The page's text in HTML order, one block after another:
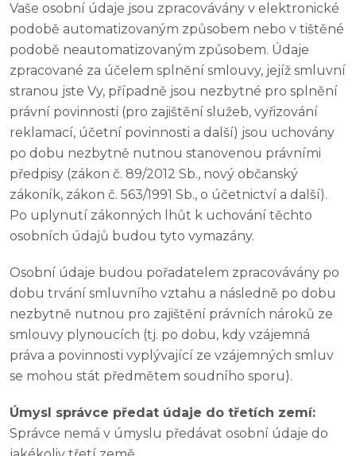
Vaše osobní údaje jsou zpracovávány v elektronické
podobě automatizovaným způsobem nebo v tištěné
podobě neautomatizovaným způsobem. Údaje
zpracované za účelem splnění smlouvy, jejíž smluvní
stranou jste Vy, případně jsou nezbytné pro splnění
právní povinnosti (pro zajištění služeb, vyřizování
reklamací, účetní povinnosti a další) jsou uchovány
po dobu nezbytně nutnou stanovenou právními
předpisy (zákon č. 89/2012 Sb., nový občanský
zákoník, zákon č. 563/1991 Sb., o účetnictví a další).
Po uplynutí zákonných lhůt k uchování těchto
osobních údajů budou tyto vymazány.
Osobní údaje budou pořadatelem zpracovávány po
dobu trvání smluvního vztahu a následně po dobu
nezbytně nutnou pro zajištění právních nároků ze
smlouvy plynoucích (tj. po dobu, kdy vzájemná
práva a povinnosti vyplývající ze vzájemných smluv
se mohou stát předmětem soudního sporu).
Úmysl správce předat údaje do třetích zemí:
Správce nemá v úmyslu předávat osobní údaje do